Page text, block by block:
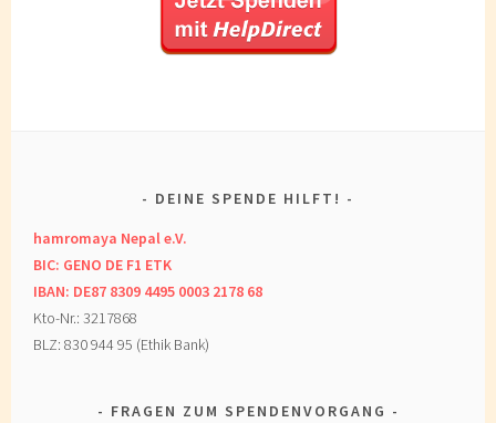
DEINE SPENDE HILFT!
hamromaya Nepal e.V.
BIC: GENO DE F1 ETK
IBAN: DE87 8309 4495 0003 2178 68
Kto-Nr.: 3217868
BLZ: 830 944 95 (Ethik Bank)
FRAGEN ZUM SPENDENVORGANG